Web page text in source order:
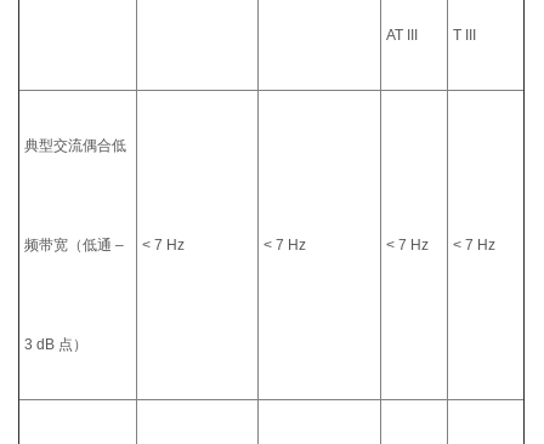
AT III T III
典型交流偶合低
频带宽（低通 –
3 dB 点）
< 7 Hz < 7 Hz < 7 Hz < 7 Hz